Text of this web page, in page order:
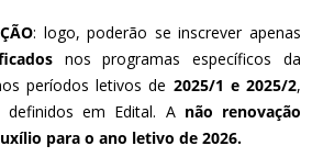
: logo, poderão se inscrever apenas
nos programas específicos da
períodos letivos de 2025/1 e 2025/2,
em Edital. A não renovação
para o ano letivo de 2026.